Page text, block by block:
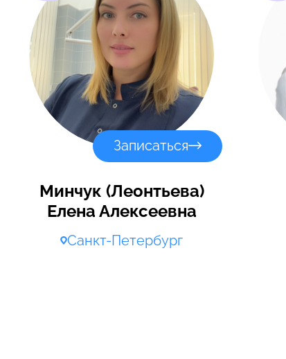
Записаться
Минчук (Леонтьева)
Елена Алексеевна
Санкт-Петербург